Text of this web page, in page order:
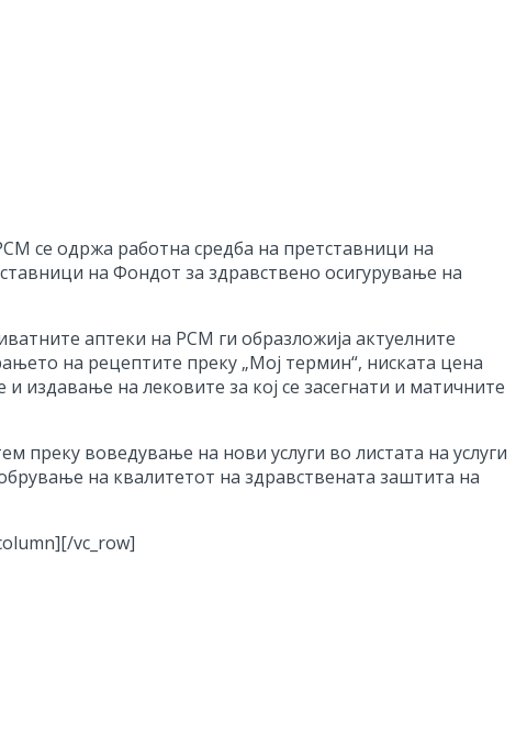
се одржа работна средба на претставници на
на Фондот за здравствено осигурување на
аптеки на РСМ ги образложија актуелните
на рецептите преку „Мој термин“, ниската цена
издавање на лековите за кој се засегнати и матичните
преку воведување на нови услуги во листата на услуги
на квалитетот на здравствената заштита на
vc_row]